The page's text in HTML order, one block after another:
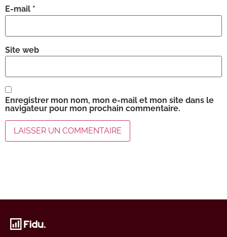
E-mail *
Site web
Enregistrer mon nom, mon e-mail et mon site dans le
navigateur pour mon prochain commentaire.